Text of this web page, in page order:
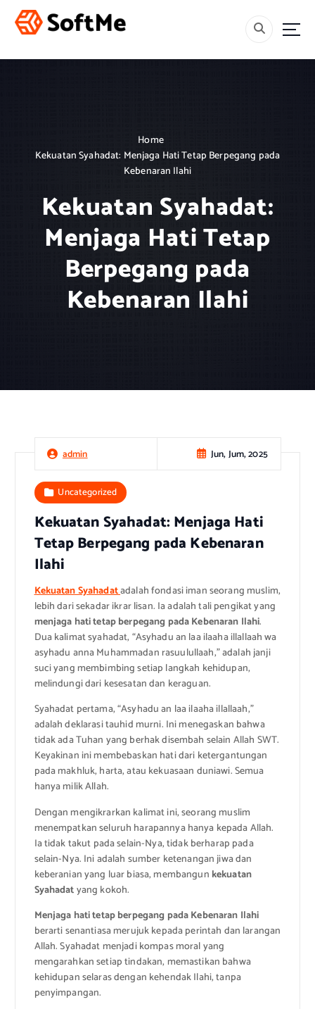
Home
Kekuatan Syahadat: Menjaga Hati Tetap Berpegang pada
Kebenaran Ilahi
Kekuatan Syahadat:
Menjaga Hati Tetap
Berpegang pada
Kebenaran Ilahi
admin Jun, Jum, 2025
Uncategorized
Kekuatan Syahadat: Menjaga Hati
Tetap Berpegang pada Kebenaran
Ilahi
Kekuatan Syahadatadalah fondasi iman seorang muslim,
lebih dari sekadar ikrar lisan. Ia adalah tali pengikat yang
menjaga hati tetap berpegang pada Kebenaran Ilahi.
Dua kalimat syahadat, “Asyhadu an laa ilaaha illallaah wa
asyhadu anna Muhammadan rasuulullaah,” adalah janji
suci yang membimbing setiap langkah kehidupan,
melindungi dari kesesatan dan keraguan.
Syahadat pertama, “Asyhadu an laa ilaaha illallaah,”
adalah deklarasi tauhid murni. Ini menegaskan bahwa
tidak ada Tuhan yang berhak disembah selain Allah SWT.
Keyakinan ini membebaskan hati dari ketergantungan
pada makhluk, harta, atau kekuasaan duniawi. Semua
hanya milik Allah.
Dengan mengikrarkan kalimat ini, seorang muslim
menempatkan seluruh harapannya hanya kepada Allah.
Ia tidak takut pada selain-Nya, tidak berharap pada
selain-Nya. Ini adalah sumber ketenangan jiwa dan
keberanian yang luar biasa, membangun kekuatan
Syahadatyang kokoh.
Menjaga hati tetap berpegang pada Kebenaran Ilahi
berarti senantiasa merujuk kepada perintah dan larangan
Allah. Syahadat menjadi kompas moral yang
mengarahkan setiap tindakan, memastikan bahwa
kehidupan selaras dengan kehendak Ilahi, tanpa
penyimpangan.